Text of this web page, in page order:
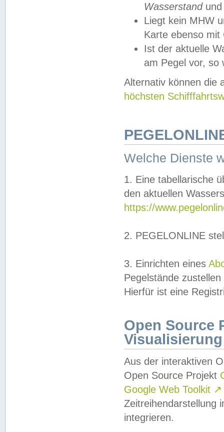
Wasserstandund
Liegt kein MHW
Karte ebenso mit
Ist der aktuelle
am Pegel vor,
Alternativ können die
höchsten
Welche Dienste
1. Eine tabellarische
den aktuellen
https://
2. PEGELONLINE
3. Einrichten eines
Pegelstände
Hierfür ist eine
Open Source
Visualisierung
Aus der interaktiven
Open Source Projekt
Google Web Toolkit ↗
Zeitreihendarstellung
integrieren.